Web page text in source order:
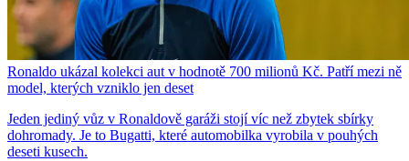
Ronaldo ukázal kolekci aut v hodnotě 700 milionů Kč. Patří mezi ně
model, kterých vzniklo jen deset
Jeden jediný vůz v Ronaldově garáži stojí víc než zbytek sbírky
dohromady. Je to Bugatti, které automobilka vyrobila v pouhých
deseti kusech.